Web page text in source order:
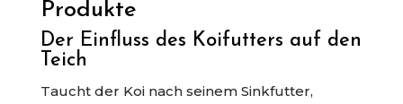
Produkte
Der Einfluss des Koifutters auf den
Teich
Taucht der Koi nach seinem Sinkfutter,